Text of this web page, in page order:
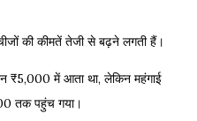
की कीमतें तेजी से बढ़ने लगती हैं।
₹5,000 में आता था, लेकिन महंगाई
तक पहुंच गया।